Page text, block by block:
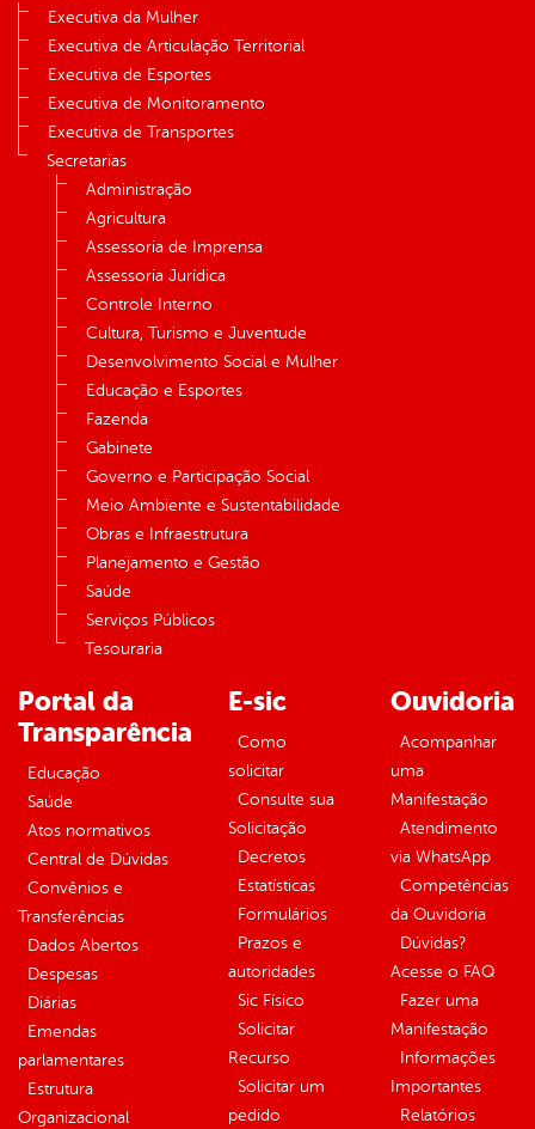
Executiva da Mulher
Executiva de Articulação Territorial
Executiva de Esportes
Executiva de Monitoramento
Executiva de Transportes
Secretarias
Administração
Agricultura
Assessoria de Imprensa
Assessoria Jurídica
Controle Interno
Cultura, Turismo e Juventude
Desenvolvimento Social e Mulher
Educação e Esportes
Fazenda
Gabinete
Governo e Participação Social
Meio Ambiente e Sustentabilidade
Obras e Infraestrutura
Planejamento e Gestão
Saúde
Serviços Públicos
Tesouraria
Portal da
Transparência
Educação
Saúde
Atos normativos
Central de Dúvidas
Convênios e
Transferências
Dados Abertos
Despesas
Diárias
Emendas
parlamentares
Estrutura
Organizacional
E-sic
Como
solicitar
Consulte sua
Solicitação
Decretos
Estatísticas
Formulários
Prazos e
autoridades
Sic Físico
Solicitar
Recurso
Solicitar um
pedido
Ouvidoria
Acompanhar
uma
Manifestação
Atendimento
via WhatsApp
Competências
da Ouvidoria
Dúvidas?
Acesse o FAQ
Fazer uma
Manifestação
Informações
Importantes
Relatórios